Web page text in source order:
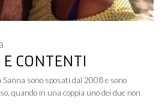
CONTENTI
sono sposati dal 2008 e sono
quando in una coppia uno dei due non